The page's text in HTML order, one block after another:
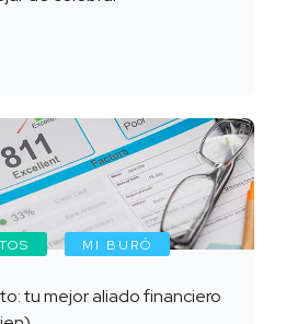
MI BURÓ
tu mejor aliado financiero